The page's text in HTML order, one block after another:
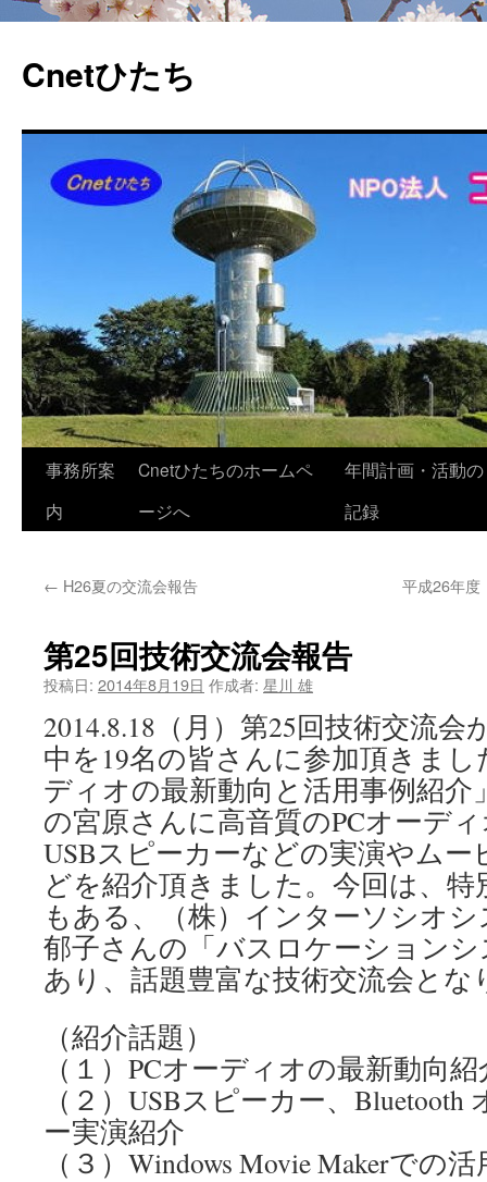
Cnetひたち
コ
ン
へ
ス
キ
プ
事務所案
内
Cnetひたちのホームペ
ージへ
年間計画・活動の
記録
← H26夏の交流会報告 平成26年度
第25回技術交流会報告
投稿日: 2014年8月19日 作成者: 星川 雄
2014.8.18（月）第25回技術交流
中を19名の皆さんに参加頂きまし
ディオの最新動向と活用事例紹介
の宮原さんに高音質のPCオーデ
USBスピーカーなどの実演やムー
どを紹介頂きました。今回は、
もある、（株）インターソシオ
郁子さんの「バスロケーション
あり、話題豊富な技術交流会とな
（紹介話題）
（１）PCオーディオの最新動向紹
（２）USBスピーカー、
ー実演紹介
（３）Windows Movie Makerでの